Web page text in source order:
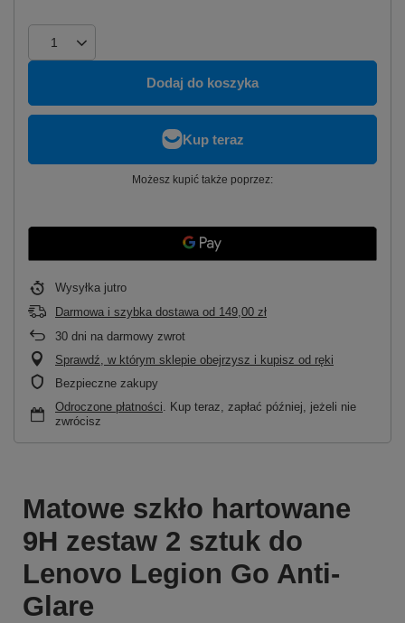
Dodaj do koszyka
Możesz kupić także poprzez:
Wysyłka jutro
Darmowa i szybka dostawa od 149,00 zł
30 dni na darmowy zwrot
Sprawdź, w którym sklepie obejrzysz i kupisz od ręki
Bezpieczne zakupy
Odroczone płatności . Kup teraz, zapłać później, jeżeli nie
zwrócisz
Matowe szkło hartowane
9H zestaw 2 sztuk do
Lenovo Legion Go Anti-
Glare